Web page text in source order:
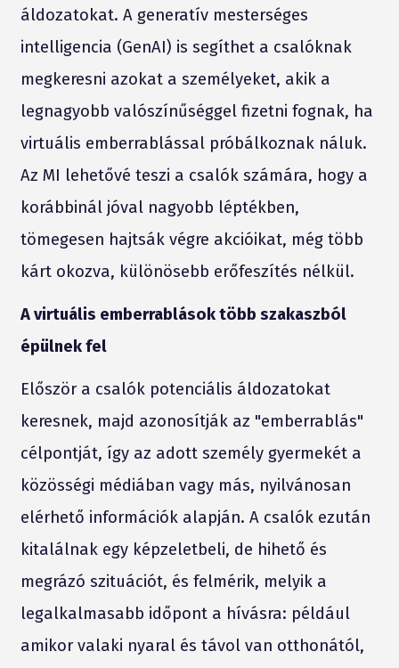
áldozatokat. A generatív mesterséges
intelligencia (GenAI) is segíthet a csalóknak
megkeresni azokat a személyeket, akik a
legnagyobb valószínűséggel fizetni fognak, ha
virtuális emberrablással próbálkoznak náluk.
Az MI lehetővé teszi a csalók számára, hogy a
korábbinál jóval nagyobb léptékben,
tömegesen hajtsák végre akcióikat, még több
kárt okozva, különösebb erőfeszítés nélkül.
A virtuális emberrablások több szakaszból
épülnek fel
Először a csalók potenciális áldozatokat
keresnek, majd azonosítják az "emberrablás"
célpontját, így az adott személy gyermekét a
közösségi médiában vagy más, nyilvánosan
elérhető információk alapján. A csalók ezután
kitalálnak egy képzeletbeli, de hihető és
megrázó szituációt, és felmérik, melyik a
legalkalmasabb időpont a hívásra: például
amikor valaki nyaral és távol van otthonától,